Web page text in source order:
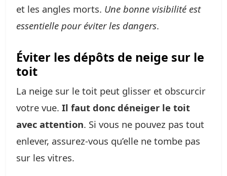
et les angles morts. Une bonne visibilité est
essentielle pour éviter les dangers.
Éviter les dépôts de neige sur le
toit
La neige sur le toit peut glisser et obscurcir
votre vue. Il faut donc déneiger le toit
avec attention. Si vous ne pouvez pas tout
enlever, assurez-vous qu’elle ne tombe pas
sur les vitres.